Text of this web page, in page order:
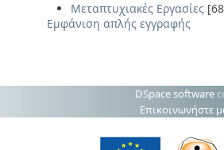
Μεταπτυχιακές Εργασίες
Εμφάνιση απλής εγγραφής
DSpace software
Επικοινωνήστε